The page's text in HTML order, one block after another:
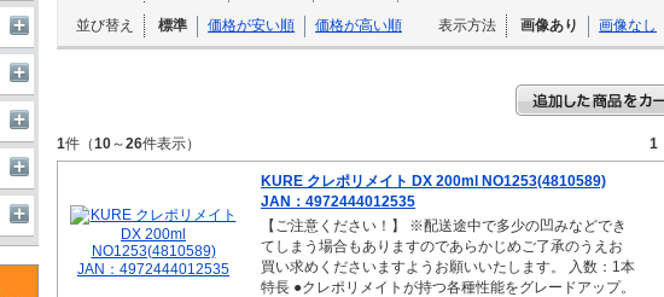
並び替え 標準 価格が安い順 価格が高い順 表示方法 画像あり 画像なし
1件（10～26件表示） 1
KURE クレポリメイト DX 200ml NO1253(4810589)
JAN：4972444012535
【ご注意ください！】 ※配送途中で多少の凹みなどでき
てしまう場合もありますのであらかじめご了承のうえお
買い求めくださいますようお願いいたします。 入数：1本
特長 ●クレポリメイトが持つ各種性能をグレードアップ。